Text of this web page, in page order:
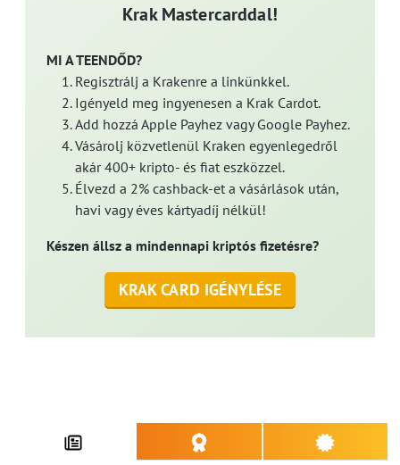
Krak Mastercarddal!
MI A TEENDŐD?
Regisztrálj a Krakenre a linkünkkel.
Igényeld meg ingyenesen a Krak Cardot.
Add hozzá Apple Payhez vagy Google Payhez.
Vásárolj közvetlenül Kraken egyenlegedről
akár 400+ kripto- és fiat eszközzel.
Élvezd a 2% cashback-et a vásárlások után,
havi vagy éves kártyadíj nélkül!
Készen állsz a mindennapi kriptós fizetésre?
KRAK CARD IGÉNYLÉSE